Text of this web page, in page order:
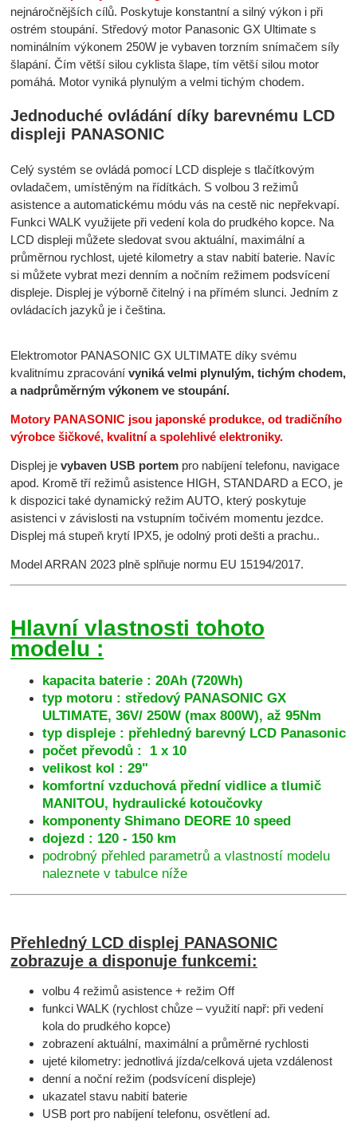
nejnáročnějších cílů. Poskytuje konstantní a silný výkon i při
ostrém stoupání. Středový motor Panasonic GX Ultimate s
nominálním výkonem 250W je vybaven torzním snímačem síly
šlapání. Čím větší silou cyklista šlape, tím větší silou motor
pomáhá. Motor vyniká plynulým a velmi tichým chodem.
Jednoduché ovládání díky barevnému LCD
displeji PANASONIC
Celý systém se ovládá pomocí LCD displeje s tlačítkovým
ovladačem, umístěným na řídítkách. S volbou 3 režimů
asistence a automatickému módu vás na cestě nic nepřekvapí.
Funkci WALK využijete při vedení kola do prudkého kopce. Na
LCD displeji můžete sledovat svou aktuální, maximální a
průměrnou rychlost, ujeté kilometry a stav nabití baterie. Navíc
si můžete vybrat mezi denním a nočním režimem podsvícení
displeje. Displej je výborně čitelný i na přímém slunci. Jedním z
ovládacích jazyků je i čeština.
Elektromotor PANASONIC GX ULTIMATE díky svému
kvalitnímu zpracovánívyniká velmi plynulým, tichým chodem,
a nadprůměrným výkonem ve stoupání.
Motory PANASONIC jsou japonské produkce, od tradičního
výrobce šičkové, kvalitní a spolehlivé elektroniky.
Displej jevybaven USB portem pro nabíjení telefonu, navigace
apod. Kromě tří režimů asistence HIGH, STANDARD a ECO, je
k dispozici také dynamický režim AUTO, který poskytuje
asistenci v závislosti na vstupním točivém momentu jezdce.
Displej má stupeň krytí IPX5, je odolný proti dešti a prachu..
Model ARRAN 2023 plně splňuje normu EU 15194/2017.
Hlavní vlastnosti tohoto
modelu :
kapacita baterie : 20Ah (720Wh)
typ motoru : středový PANASONIC GX
ULTIMATE, 36V/ 250W (max 800W), až 95Nm
typ displeje : přehledný barevný LCD Panasonic
počet převodů : 1 x 10
velikost kol : 29"
komfortní vzduchová přední vidlice a tlumič
MANITOU, hydraulické kotoučovky
komponenty Shimano DEORE 10 speed
dojezd : 120 - 150 km
podrobný přehled parametrů a vlastností modelu
naleznete v tabulce níže
Přehledný LCD displej PANASONIC
zobrazuje a disponuje funkcemi:
volbu 4 režimů asistence + režim Off
funkci WALK (rychlost chůze – využití např: při vedení
kola do prudkého kopce)
zobrazení aktuální, maximální a průměrné rychlosti
ujeté kilometry: jednotlivá jízda/celková ujeta vzdálenost
denní a noční režim (podsvícení displeje)
ukazatel stavu nabití baterie
USB port pro nabíjení telefonu, osvětlení ad.